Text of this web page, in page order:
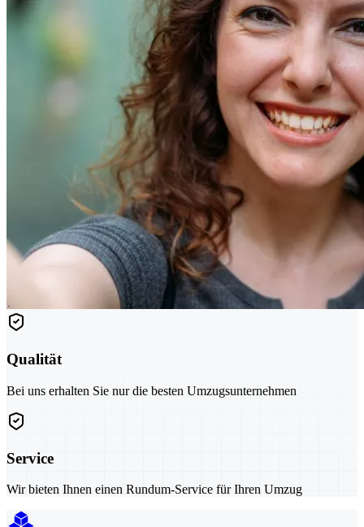
Qualität
Bei uns erhalten Sie nur die besten Umzugsunternehmen
Service
Wir bieten Ihnen einen Rundum-Service für Ihren Umzug